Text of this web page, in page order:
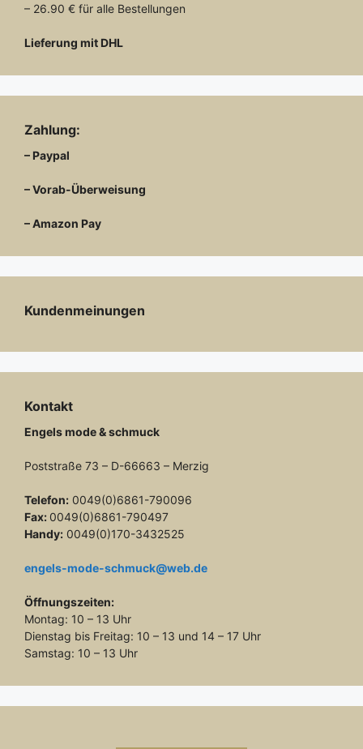
– 26.90 € für alle Bestellungen
Lieferung mit DHL
Zahlung:
– Paypal
– Vorab-Überweisung
– Amazon Pay
Kundenmeinungen
Kontakt
Engels mode & schmuck
Poststraße 73 – D-66663 – Merzig
Telefon: 0049(0)6861-790096
Fax: 0049(0)6861-790497
Handy: 0049(0)170-3432525
engels-mode-schmuck@web.de
Öffnungszeiten:
Montag: 10 – 13 Uhr
Dienstag bis Freitag: 10 – 13 und 14 – 17 Uhr
Samstag: 10 – 13 Uhr